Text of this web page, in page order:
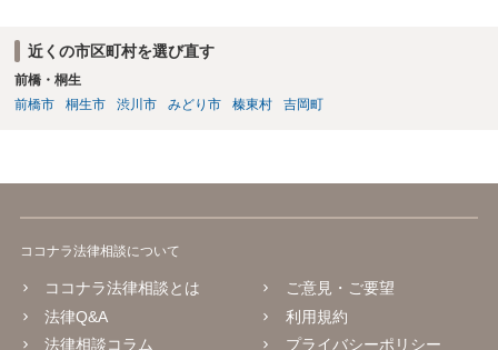
近くの市区町村を選び直す
前橋・桐生
前橋市
桐生市 渋川市 みどり市 榛東村 吉岡町
ココナラ法律相談について
ココナラ法律相談とは
法律Q&A
法律相談コラム
ご意見・ご要望
利用規約
プライバシーポリシー